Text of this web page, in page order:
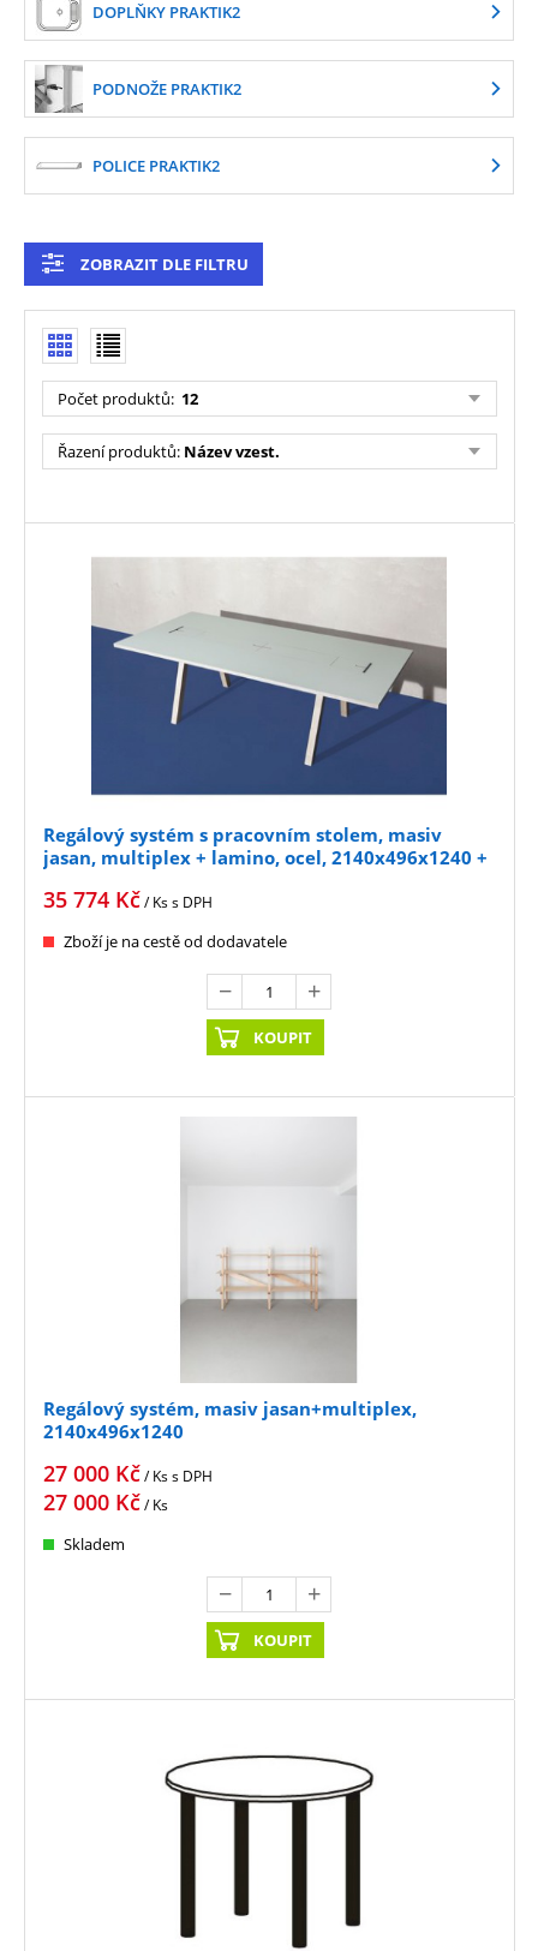
DOPLŇKY PRAKTIK2
PODNOŽE PRAKTIK2
POLICE PRAKTIK2
ZOBRAZIT DLE FILTRU
Počet produktů: 12
Řazení produktů: Název vzest.
Regálový systém s pracovním stolem, masiv
jasan, multiplex + lamino, ocel, 2140x496x1240 +
35 774 Kč/ Kss DPH
Zboží je na cestě od dodavatele
KOUPIT
Regálový systém, masiv jasan+multiplex,
2140x496x1240
27 000 Kč/ Kss DPH
27 000 Kč/ Ks
Skladem
KOUPIT